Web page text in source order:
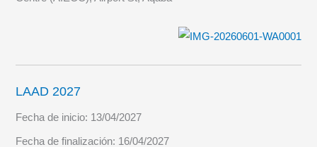
LAAD 2027
Fecha de inicio: 13/04/2027
Fecha de finalización: 16/04/2027